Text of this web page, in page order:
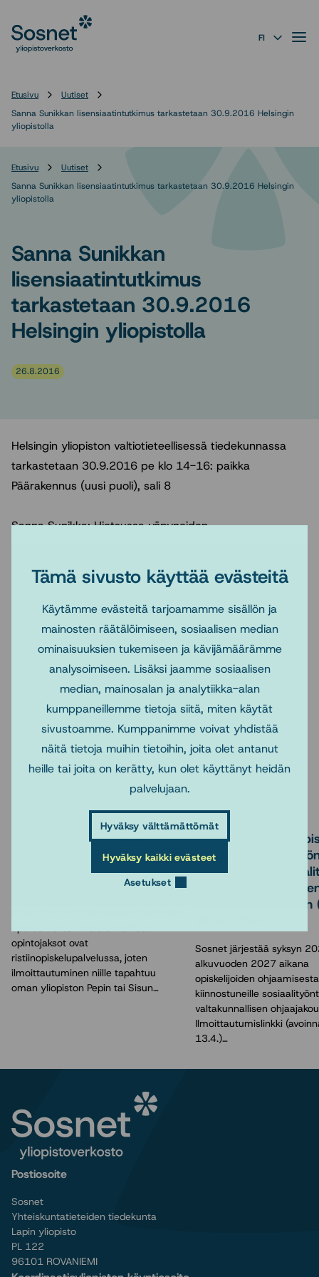
Tämä sivusto käyttää evästeitä
Käytämme evästeitä tarjoamamme sisällön ja
mainosten räätälöimiseen, sosiaalisen median
ominaisuuksien tukemiseen ja kävijämäärämme
analysoimiseen. Lisäksi jaamme sosiaalisen
median, mainosalan ja analytiikka-alan
kumppaneillemme tietoja siitä, miten käytät
sivustoamme. Kumppanimme voivat yhdistää
näitä tietoja muihin tietoihin, joita olet antanut
heille tai joita on kerätty, kun olet käyttänyt heidän
palvelujaan.
Hyväksy välttämättömät
Hyväksy kaikki evästeet
Asetukset
suoraan
sisältöön
FI
Etusivu
Uutiset
Sanna Sunikkan lisensiaatintutkimus tarkastetaan 30.9.2016 Helsingin
yliopistolla
Etusivu
Uutiset
Sanna Sunikkan lisensiaatintutkimus tarkastetaan 30.9.2016 Helsingin
yliopistolla
Sanna Sunikkan
lisensiaatintutkimus
tarkastetaan 30.9.2016
Helsingin yliopistolla
26.8.2016
Helsingin yliopiston valtiotieteellisessä tiedekunnassa
tarkastetaan 30.9.2016 pe klo 14-16: paikka
Päärakennus (uusi puoli), sali 8
Sanna Sunikka: Hietsussa yöpyneiden
erikoisala)
Tarkastajina toimivat: VTT, yliopistonlehtori (ma) Tarja
Juvonen Lapin yliopistosta sekä YTT, professori Suvi
Raitakari Tampereen yliopistosta.
Tervetuloa!
Lue myös
Sosnetin yhteistyöopinnot
lukuvuonna 2026-2027
Tarjontaan pääset tutustumaan
opintojaksot ovat
ristiinopiskelupalvelussa, joten
ilmoittautuminen niille tapahtuu
oman yliopiston Pepin tai Sisun…
2.4.2026
Ilmoittautuminen
ohjaaville
suunnattuun
käytännön
Sosnet järjestää syksyn
alkuvuoden 2027 aikana
opiskelijoiden ohjaamisesta
kiinnostuneille
valtakunnallisen
Ilmoittautumislinkki
13.4.)…
Postiosoite
Sosnet
Yhteiskuntatieteiden tiedekunta
Lapin yliopisto
PL 122
96101 ROVANIEMI